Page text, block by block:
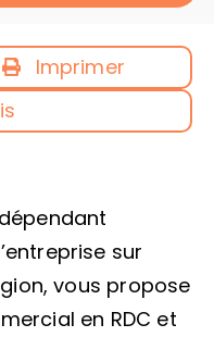
Imprimer
sur
vous propose
en RDC et